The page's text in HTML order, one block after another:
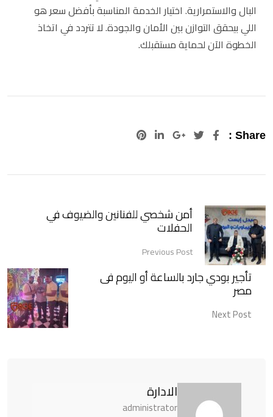
البال والاستمرارية. اختيار الخدمة المناسبة بأفضل سعر هو
اللي بيحقق التوازن بين الأمان والجودة. لا تتردد في اتخاذ
الخطوة الآن لحماية مستقبلك.
Share :
Google+
LinkedIn
Pinterest
أمن شخصي للفنانين والضيوف في
الحفلات
Previous Post
تأجير بودي جارد بالساعة أو اليوم فى
مصر
Next Post
الادارة
administrator